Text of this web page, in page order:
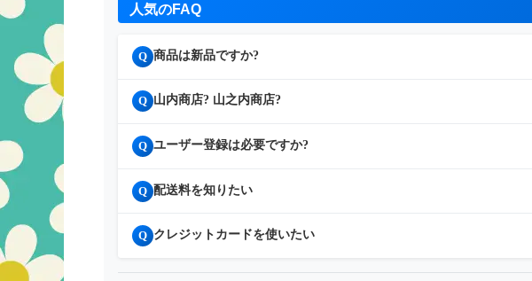
人気のFAQ
Q 商品は新品ですか?
Q 山内商店? 山之内商店?
Q ユーザー登録は必要ですか?
Q 配送料を知りたい
Q クレジットカードを使いたい